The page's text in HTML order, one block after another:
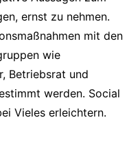
ernst zu nehmen.
mit den
wie
Betriebsrat und
werden. Social
Vieles erleichtern.